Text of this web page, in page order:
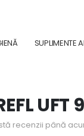
SUPLIMENTE
recenzii până